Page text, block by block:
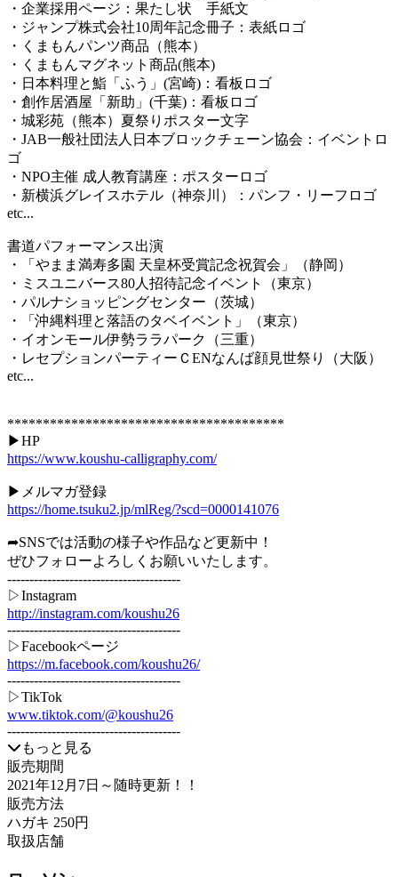
・企業採用ページ：果たし状 手紙文
・ジャンプ株式会社10周年記念冊子：表紙ロゴ
・くまもんパンツ商品（熊本）
・くまもんマグネット商品(熊本)
・日本料理と鮨「ふう」(宮崎)：看板ロゴ
・創作居酒屋「新助」(千葉)：看板ロゴ
・城彩苑（熊本）夏祭りポスター文字
・JAB一般社団法人日本ブロックチェーン協会：イベントロ
ゴ
・NPO主催 成人教育講座：ポスターロゴ
・新横浜グレイスホテル（神奈川）：パンフ・リーフロゴ
etc...
​書道パフォーマンス出演
・「やまま満寿多園 天皇杯受賞記念祝賀会」（静岡）
・ミスユニバース80人招待記念イベント（東京）
・パルナショッピングセンター（茨城）
・「沖縄料理と落語のタベイベント」（東京）
・イオンモール伊勢ララパーク（三重）
・レセプションパーティーＣENなんば顔見世祭り（大阪）
etc...
***************************************
▶︎HP
https://www.koushu-calligraphy.com/
▶︎メルマガ登録
https://home.tsuku2.jp/mlReg/?scd=0000141076
➦SNSでは活動の様子や作品など更新中！
ぜひフォローよろしくお願いいたします。
---------------------------------------
▷Instagram
http://instagram.com/koushu26
---------------------------------------
▷Facebookページ
https://m.facebook.com/koushu26/
---------------------------------------
▷TikTok
www.tiktok.com/@koushu26
---------------------------------------
もっと見る
販売期間
2021年12月7日 ～随時更新！！
販売方法
ハガキ 250円
取扱店舗